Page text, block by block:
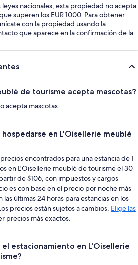
leyes nacionales, esta propiedad no acepta
superen los EUR 1000. Para obtener
con la propiedad usando la
que aparece en la confirmación de la
de tourisme acepta mascotas?
acepta mascotas.
en L'Oisellerie meublé
encontrados para una estancia de 1
en L'Oisellerie meublé de tourisme el 30
de $106, con impuestos y cargos
es con base en el precio por noche más
últimas 24 horas para estancias en los
precios están sujetos a cambios. Elige las
precios más exactos.
el estacionamiento en L'Oisellerie